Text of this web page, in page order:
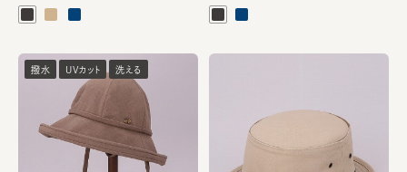
撥水 UVカット 洗える